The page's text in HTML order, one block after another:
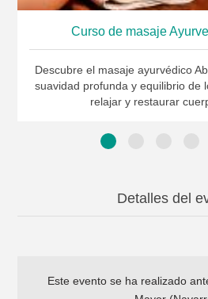
Curso de masaje
Descubre el masaje ayurvédico
suavidad profunda y equilibrio de
relajar y restaurar
Detalles del
Este evento se ha realizado